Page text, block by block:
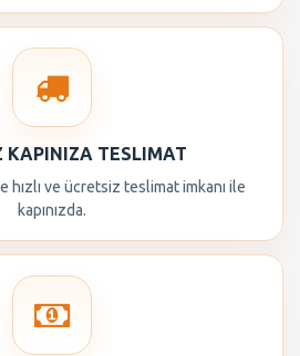
KAPINIZA TESLIMAT
hızlı ve ücretsiz teslimat imkanı ile
kapınızda.